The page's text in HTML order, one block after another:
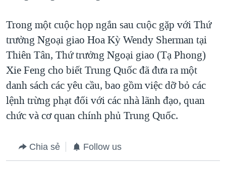
Trong một cuộc họp ngắn sau cuộc gặp với Thứ
trưởng Ngoại giao Hoa Kỳ Wendy Sherman tại
Thiên Tân, Thứ trưởng Ngoại giao (Tạ Phong)
Xie Feng cho biết Trung Quốc đã đưa ra một
danh sách các yêu cầu, bao gồm việc dỡ bỏ các
lệnh trừng phạt đối với các nhà lãnh đạo, quan
chức và cơ quan chính phủ Trung Quốc.
Chia sẻ Follow us